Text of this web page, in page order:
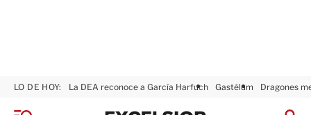
LO DE HOY: La DEA reconoce a García Harfuch Gastélum Dragones